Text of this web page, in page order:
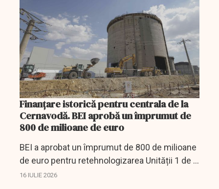
Finanțare istorică pentru centrala de la
Cernavodă. BEI aprobă un împrumut de
800 de milioane de euro
BEI a aprobat un împrumut de 800 de milioane
de euro pentru retehnologizarea Unității 1 de la
Cernavodă, proiect care ar urma să fie finalizat
16 IULIE 2026